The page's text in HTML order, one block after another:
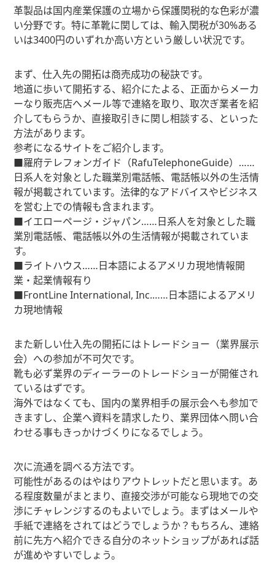
革製品は国内産業保護の立場から保護関税的な色彩が濃
い分野です。特に革靴に関しては、輸入関税が30%ある
いは3400円のいずれか高い方という厳しい状況です。
まず、仕入先の開拓は商売成功の秘訣です。
地道に歩いて開拓する、紹介にたよる、正面からメーカ
ーなり販売店へメール等で連絡を取り、取次ぎ業者を紹
介してもらうか、直接取引きに関し相談する、といった
方法があります。
参考になるサイトをご紹介します。
■羅府テレフォンガイド（RafuTelephoneGuide）……
日系人を対象とした職業別電話帳、電話帳以外の生活情
報が掲載されています。法律的なアドバイスやビジネス
を営む上での情報も含まれます。
■イエローページ・ジャパン……日系人を対象とした職
業別電話帳、電話帳以外の生活情報が掲載されていま
す。
■ライトハウス……日本語によるアメリカ現地情報開
業・起業情報有り
■FrontLine International, Inc.……日本語によるアメリ
カ現地情報
また新しい仕入先の開拓にはトレードショー（業界展示
会）への参加が不可欠です。
靴も必ず業界のディーラーのトレードショーが開催され
ているはずです。
海外ではなくても、国内の業界相手の展示会へも参加で
きますし、企業へ資料を請求したり、業界団体へ問い合
わせる事もきっかけづくりになるでしょう。
次に流通を調べる方法です。
可能性があるのはやはりアウトレットだと思います。あ
る程度数量がまとまり、直接交渉が可能なら現地での交
渉にチャレンジするのもよいでしょう。まずはメールや
手紙で連絡をされてはどうでしょうか？もちろん、連絡
前に先方へ紹介できる自分のネットショップがあれば話
が進めやすいでしょう。